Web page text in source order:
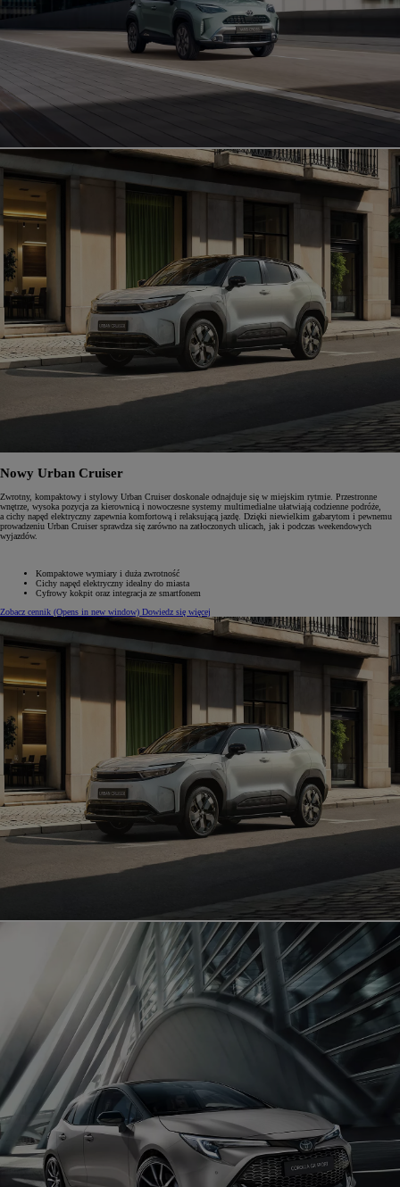
Nowy Urban Cruiser
Zwrotny, kompaktowy i stylowy Urban Cruiser doskonale odnajduje się w miejskim rytmie. Przestronne
wnętrze, wysoka pozycja za kierownicą i nowoczesne systemy multimedialne ułatwiają codzienne podróże,
a cichy napęd elektryczny zapewnia komfortową i relaksującą jazdę. Dzięki niewielkim gabarytom i pewnemu
prowadzeniu Urban Cruiser sprawdza się zarówno na zatłoczonych ulicach, jak i podczas weekendowych
wyjazdów.
Kompaktowe wymiary i duża zwrotność
Cichy napęd elektryczny idealny do miasta
Cyfrowy kokpit oraz integracja ze smartfonem
Zobacz cennik (Opens in new window) Dowiedz się więcej